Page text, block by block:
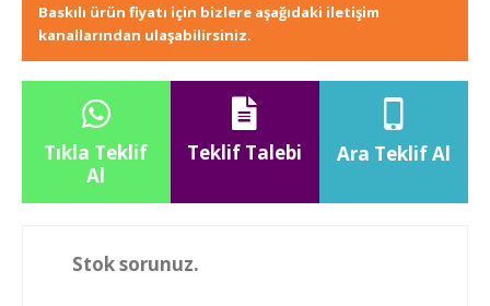
Baskılı ürün fiyatı için bizlere aşağıdaki iletişim
kanallarından ulaşabilirsiniz.
Tıkla Teklif
Al
Teklif Talebi Ara Teklif Al
Stok sorunuz.